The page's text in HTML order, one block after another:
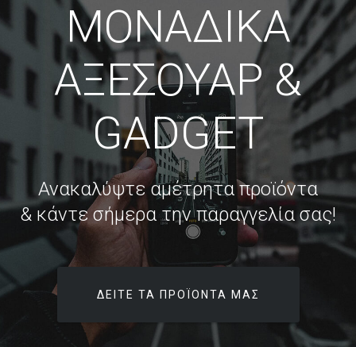
ΜΟΝΑΔΙΚΑ
ΑΞΕΣΟΥΑΡ &
GADGET
Ανακαλύψτε αμέτρητα προϊόντα
& κάντε σήμερα την παραγγελία σας!
ΔΕΊΤΕ ΤΑ ΠΡΟΪΌΝΤΑ ΜΑΣ